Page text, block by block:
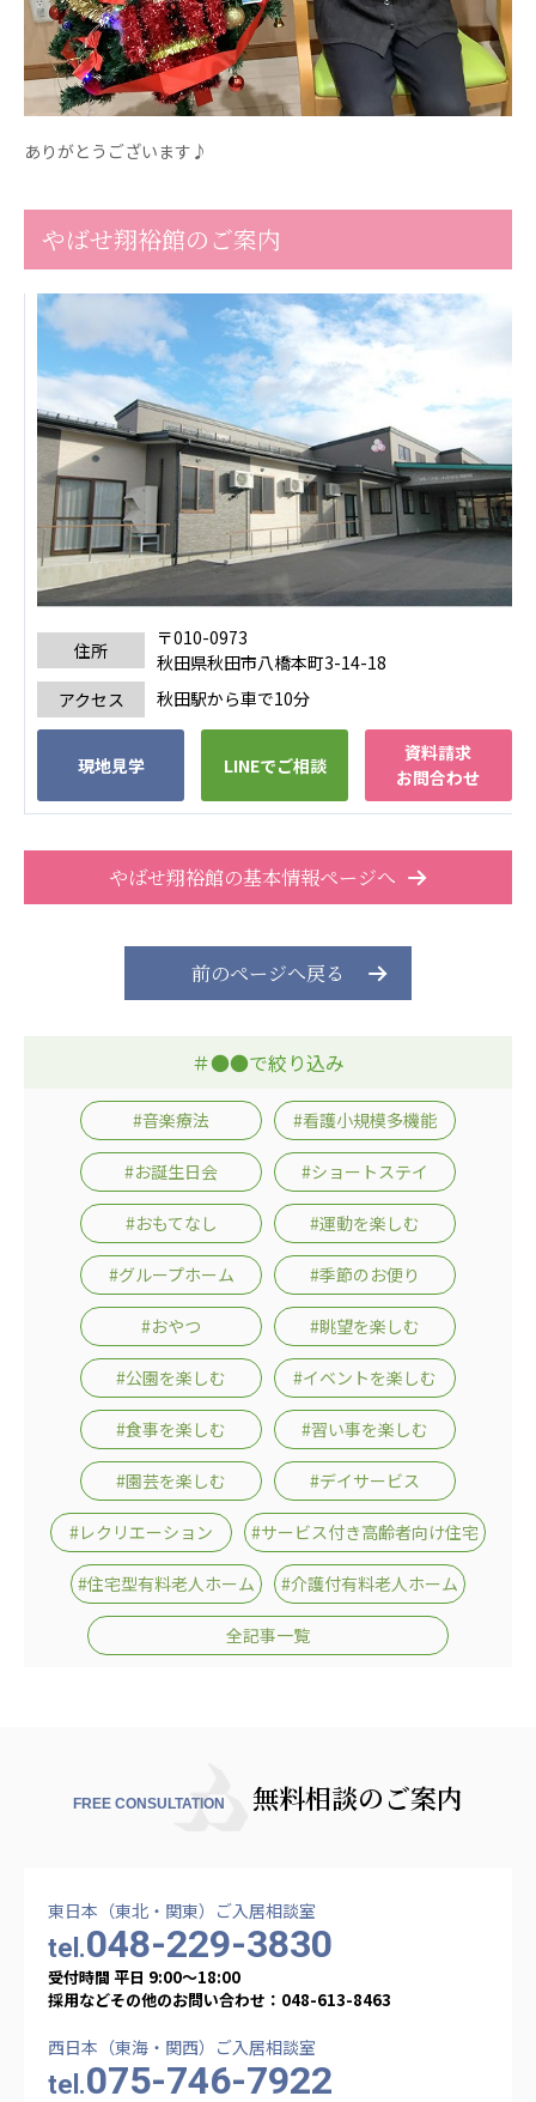
広州谷豊園
ありがとうございます♪
やばせ翔裕館のご案内
住所
〒010-0973
秋田県秋田市八橋本町3-14-18
アクセス
秋田駅から車で10分
現地見学 LINEでご相談
資料請求
お問合わせ
やばせ翔裕館の基本情報ページへ
前のページへ戻る
＃●●で絞り込み
#音楽療法 #看護小規模多機能
#お誕生日会 #ショートステイ
#おもてなし #運動を楽しむ
#グループホーム #季節のお便り
#おやつ #眺望を楽しむ
#公園を楽しむ #イベントを楽しむ
#食事を楽しむ #習い事を楽しむ
#園芸を楽しむ #デイサービス
#レクリエーション #サービス付き高齢者向け住宅
#住宅型有料老人ホーム #介護付有料老人ホーム
全記事一覧
FREE CONSULTATION 無料相談のご案内
東日本（東北・関東）ご入居相談室
tel.048-229-3830
受付時間 平日 9:00〜18:00
採用などその他のお問い合わせ：048-613-8463
西日本（東海・関西）ご入居相談室
tel.075-746-7922